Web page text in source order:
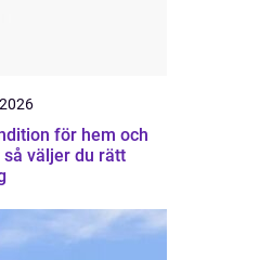
för hem och